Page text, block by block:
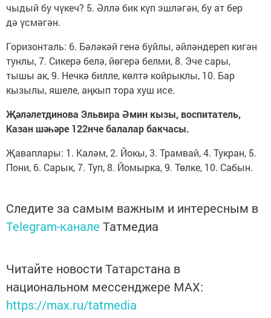
чыдый бу чүкеч? 5. Әллә бик күп эшләгән, бу ат бер
дә үсмәгән.
Горизонталь: 6. Бәләкәй генә буйлы, әйләндереп кигән
тунлы, 7. Сикерә белә, йөгерә белми, 8. Эче сары,
тышы ак, 9. Нечкә билле, көлтә койрыклы, 10. Бар
кызылы, яшеле, аңкып тора хуш исе.
Җәләлетдинова Эльвира Әмин кызы, воспитатель,
Казан шәһәре 122нче балалар бакчасы.
Җаваплары: 1. Каләм, 2. Йокы, 3. Трамвай, 4. Тукран, 5.
Пони, 6. Сарык, 7. Туп, 8. Йомырка, 9. Төлке, 10. Сабын.
Следите за самым важным и интересным в
Telegram-канале Татмедиа
Читайте новости Татарстана в
национальном мессенджере MАХ:
https://max.ru/tatmedia